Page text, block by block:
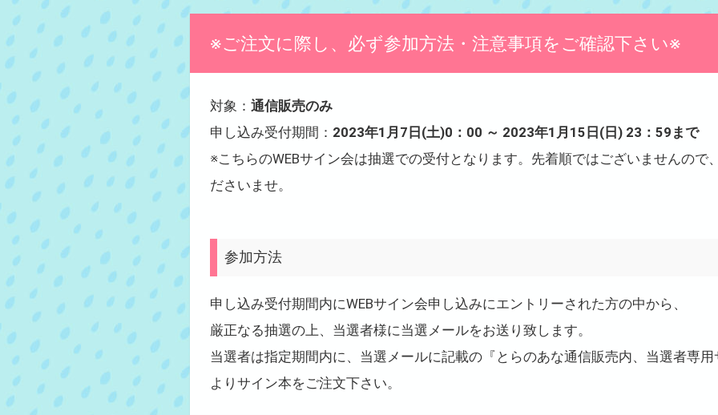
※ご注文に際し、必ず参加方法・注意事項をご確認下さい※
対象： 通信販売のみ
申し込み受付期間： 2023年1月7日(土)0：00 ～ 2023年1月15日(日) 23：59まで
※こちらのWEBサイン会は抽選での受付となります。先着順ではございませんので
ださいませ。
参加方法
申し込み受付期間内にWEBサイン会申し込みにエントリーされた方の中から、
厳正なる抽選の上、当選者様に当選メールをお送り致します。
当選者は指定期間内に、当選メールに記載の『とらのあな通信販売内、当選者専
よりサイン本をご注文下さい。